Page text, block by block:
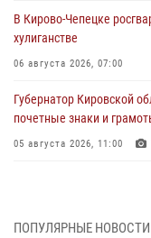
В Кирово-Чепецке
хулиганстве
06 августа 2026, 07:00
Губернатор Кировской
почетные знаки и
05 августа 2026, 11:00
04 августа 2026, 09:30
ПОПУЛЯРНЫЕ НОВОСТИ